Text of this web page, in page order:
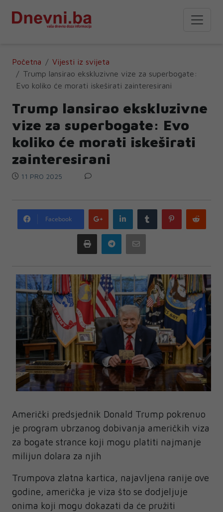
Početna
Vijesti iz svijeta
Trump lansirao ekskluzivne vize za superbogate:
Evo koliko će morati iskeširati zainteresirani
Trump lansirao ekskluzivne
vize za superbogate: Evo
koliko će morati iskeširati
zainteresirani
11 PRO 2025
Facebook
Google
plus
LinkedIn Tumblr Pinterest
Print Telegram
Američki predsjednik Donald Trump pokrenuo
je program ubrzanog dobivanja američkih viza
za bogate strance koji mogu platiti najmanje
milijun dolara za njih
Trumpova zlatna kartica, najavljena ranije ove
godine, američka je viza što se dodjeljuje
onima koji mogu dokazati da će pružiti